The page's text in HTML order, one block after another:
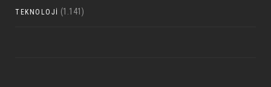
TEKNOLOJI (1.141)